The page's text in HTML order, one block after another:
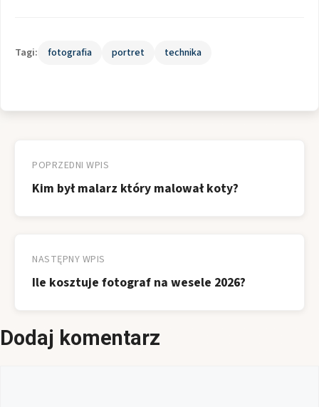
Tagi: fotografia portret technika
wpisu
POPRZEDNI WPIS
Kim był malarz który malował koty?
NASTĘPNY WPIS
Ile kosztuje fotograf na wesele 2026?
Dodaj komentarz